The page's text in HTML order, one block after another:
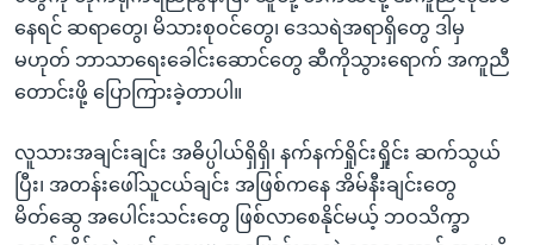
နေရင် ဆရာတွေ၊ မိသားစုဝင်တွေ၊ ဒေသရဲအရာရှိတွေ ဒါမှ
မဟုတ် ဘာသာရေးခေါင်းဆောင်တွေ ဆီကိုသွားရောက် အကူညီ
တောင်းဖို့ ပြောကြားခဲ့တာပါ။
လူသားအချင်းချင်း အဓိပ္ပါယ်ရှိရှိ၊ နက်နက်ရှိုင်းရှိုင်း ဆက်သွယ်
ပြီး၊ အတန်းဖေါ်သူငယ်ချင်း အဖြစ်ကနေ အိမ်နီးချင်းတွေ
မိတ်ဆွေ အပေါင်းသင်းတွေ ဖြစ်လာစေနိုင်မယ့် ဘဝသိက္ခာ